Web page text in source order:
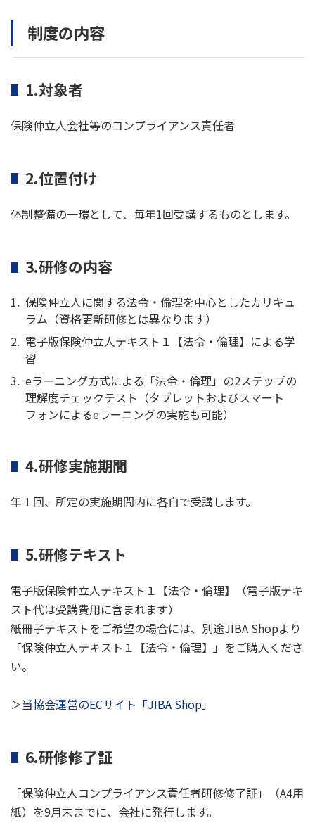
制度の内容
1.対象者
保険仲立人会社等のコンプライアンス責任者
2.位置付け
体制整備の一環として、毎年1回受講するものとします。
3.研修の内容
保険仲立人に関する法令・倫理を中心としたカリキュ
ラム（資格更新研修とは異なります）
電子版保険仲立人テキスト１【法令・倫理】による学
習
eラーニング方式による「法令・倫理」の2ステップの
理解度チェックテスト（タブレットおよびスマート
フォンによるeラーニングの実施も可能）
4.研修実施期間
年１回、所定の実施期間内に各自で受講します。
5.研修テキスト
電子版保険仲立人テキスト１【法令・倫理】（電子版テキ
スト代は受講費用に含まれます）
紙冊子テキストをご希望の場合には、別途JIBA Shopより
「保険仲立人テキスト１【法令・倫理】」をご購入くださ
い。
＞当協会運営のECサイト「JIBA Shop」
6.研修修了証
「保険仲立人コンプライアンス責任者研修修了証」（A4用
紙）を9月末までに、会社に発行します。